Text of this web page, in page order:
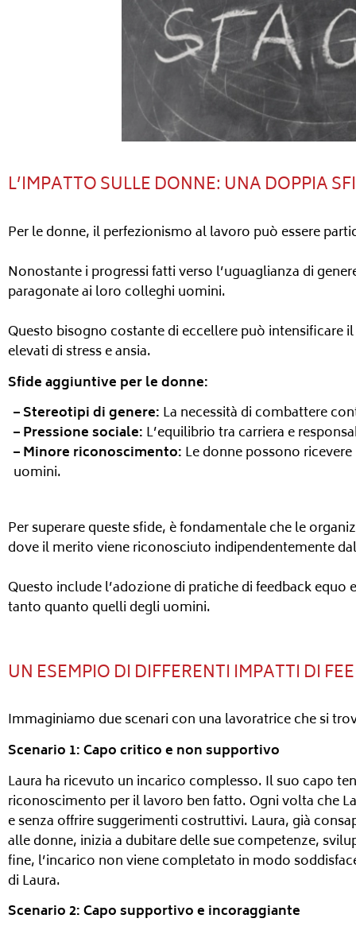
L’IMPATTO SULLE DONNE: UNA DOPPIA
Per le donne, il perfezionismo al lavoro può essere
Nonostante i progressi fatti verso l’uguaglianza di
paragonate ai loro colleghi uomini.
Questo bisogno costante di eccellere può
elevati di stress e ansia.
Sfide aggiuntive per le donne:
– Stereotipi di genere: La necessità di combattere
– Pressione sociale: L’equilibrio tra carriera e
– Minore riconoscimento: Le donne possono
uomini.
Per superare queste sfide, è fondamentale che le
dove il merito viene riconosciuto indipendentemente
Questo include l’adozione di pratiche di feedback
tanto quanto quelli degli uomini.
UN ESEMPIO DI DIFFERENTI IMPATTI DI
Immaginiamo due scenari con una lavoratrice che si
Scenario 1: Capo critico e non supportivo
Laura ha ricevuto un incarico complesso. Il suo capo
riconoscimento per il lavoro ben fatto. Ogni volta che
e senza offrire suggerimenti costruttivi. Laura, già
alle donne, inizia a dubitare delle sue competenze,
fine, l’incarico non viene completato in modo
di Laura.
Scenario 2: Capo supportivo e incoraggiante